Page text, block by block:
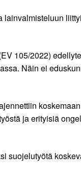
lainvalmisteluun
105/2022)
Näin ei
ja erityisiä
suojelutyötä